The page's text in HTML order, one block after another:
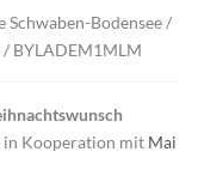
Schwaben-Bodensee /
BYLADEM1MLM
in Kooperation mit Mai